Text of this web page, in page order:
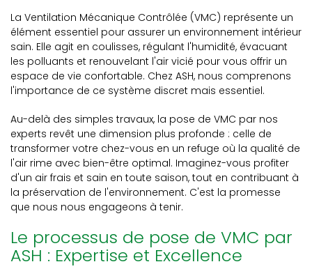
La Ventilation Mécanique Contrôlée (VMC) représente un
élément essentiel pour assurer un environnement intérieur
sain. Elle agit en coulisses, régulant l'humidité, évacuant
les polluants et renouvelant l'air vicié pour vous offrir un
espace de vie confortable. Chez ASH, nous comprenons
l'importance de ce système discret mais essentiel.
Au-delà des simples travaux, la pose de VMC par nos
experts revêt une dimension plus profonde : celle de
transformer votre chez-vous en un refuge où la qualité de
l'air rime avec bien-être optimal. Imaginez-vous profiter
d'un air frais et sain en toute saison, tout en contribuant à
la préservation de l'environnement. C'est la promesse
que nous nous engageons à tenir.
Le processus de pose de VMC par
ASH : Expertise et Excellence